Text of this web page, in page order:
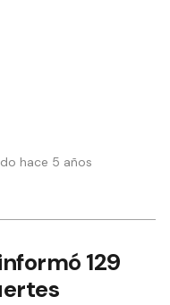
hace 5 años
129